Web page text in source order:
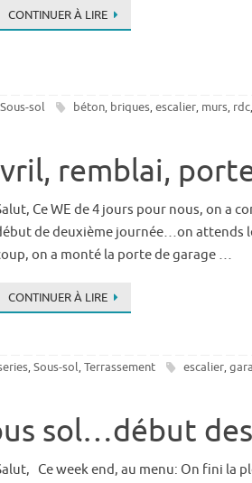
CONTINUER À LIRE
Sous-sol béton, briques, escalier, murs, rdc,
remblai,
Ce WE de 4 jours pour nous, on a
de deuxième journée…on attends
on a monté la porte de garage …
CONTINUER À LIRE
, Sous-sol, Terrassement escalier,
sol…début
Ce week end, au menu: On fini la